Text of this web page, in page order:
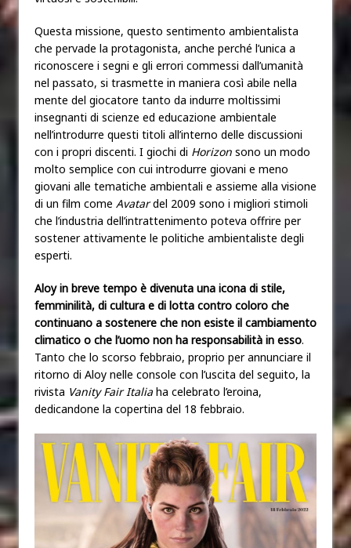
Questa missione, questo sentimento ambientalista
che pervade la protagonista, anche perché l’unica a
riconoscere i segni e gli errori commessi dall’umanità
nel passato, si trasmette in maniera così abile nella
mente del giocatore tanto da indurre moltissimi
insegnanti di scienze ed educazione ambientale
nell’introdurre questi titoli all’interno delle discussioni
con i propri discenti. I giochi di Horizon sono un modo
molto semplice con cui introdurre giovani e meno
giovani alle tematiche ambientali e assieme alla visione
di un film come Avatardel 2009 sono i migliori stimoli
che l’industria dell’intrattenimento poteva offrire per
sostener attivamente le politiche ambientaliste degli
esperti.
Aloy in breve tempo è divenuta una icona di stile,
femminilità, di cultura e di lotta contro coloro che
continuano a sostenere che non esiste il cambiamento
climatico o che l’uomo non ha responsabilità in esso.
Tanto che lo scorso febbraio, proprio per annunciare il
ritorno di Aloy nelle console con l’uscita del seguito, la
rivista Vanity Fair Italia ha celebrato l’eroina,
dedicandone la copertina del 18 febbraio.